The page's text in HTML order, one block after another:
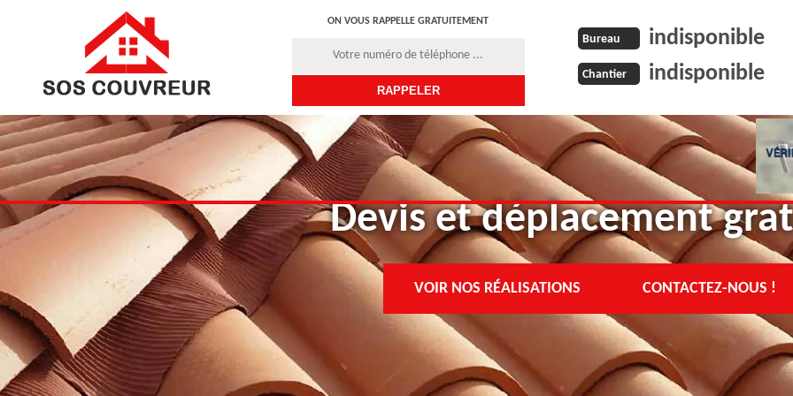
ON VOUS RAPPELLE GRATUITEMENT
Bureau indisponible
Chantier indisponible
Devis et déplacement
VOIR NOS RÉALISATIONS CONTACTEZ-NOUS !